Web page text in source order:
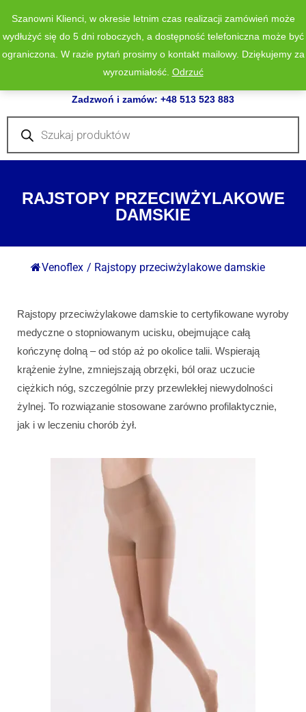
Zadzwoń i zamów: +48 513 523 883
Wyszukiwarka
produktów
RAJSTOPY PRZECIWŻYLAKOWE
DAMSKIE
Venoflex / Rajstopy przeciwżylakowe damskie
Rajstopy przeciwżylakowe damskie to certyfikowane wyroby
medyczne o stopniowanym ucisku, obejmujące całą
kończynę dolną – od stóp aż po okolice talii. Wspierają
krążenie żylne, zmniejszają obrzęki, ból oraz uczucie
ciężkich nóg, szczególnie przy przewlekłej niewydolności
żylnej. To rozwiązanie stosowane zarówno profilaktycznie,
jak i w leczeniu chorób żył.
Szanowni Klienci, w okresie letnim czas realizacji zamówień może
wydłużyć się do 5 dni roboczych, a dostępność telefoniczna może być
ograniczona. W razie pytań prosimy o kontakt mailowy. Dziękujemy za
wyrozumiałość. Odrzuć